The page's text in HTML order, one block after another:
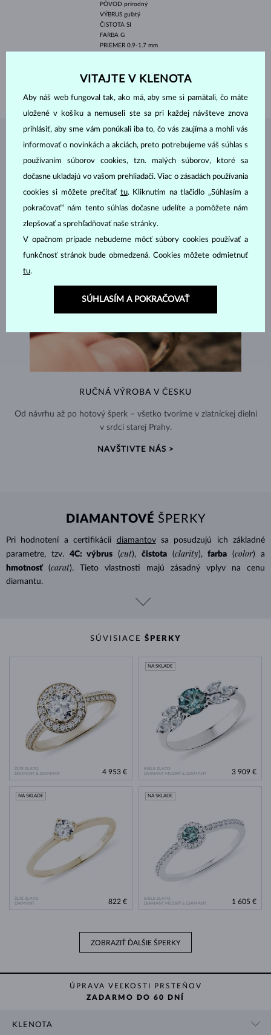
PÔVOD prírodný
VÝBRUS guľatý
ČISTOTA SI
FARBA G
PRIEMER 0.9-1.7 mm
ŠPERKY ZATELIÉRU KLENOTA
RUČNÁ VÝROBA V ČESKU
Od návrhu až po hotový šperk – všetko tvoríme v zlatníckej dielni
v srdci starej Prahy.
NAVŠTIVTE NÁS >
DIAMANTOVÉ ŠPERKY
Pri hodnotení a certifikácii diamantovsa posudzujú ich základné
parametre, tzv.
4C: výbrus (cut), čistota (clarity), farba (color) a
hmotnosť
(carat). Tieto vlastnosti majú zásadný vplyv na cenu
diamantu.
SÚVISIACE ŠPERKY
ŽLTÉ ZLATO
DIAMANT & DIAMANT
4 953 €
BIELE ZLATO
DIAMANT MODRÝ & DIAMANT
NA SKLADE
3 909 €
ŽLTÉ ZLATO
DIAMANT
NA SKLADE
822 €
BIELE ZLATO
DIAMANT MODRÝ & DIAMANT
NA SKLADE
1 605 €
ZOBRAZIŤ ĎALŠIE ŠPERKY
ÚPRAVA VEĽKOSTI PRSTEŇOV
ZADARMO DO 60 DNÍ
KLENOTA
VITAJTE V KLENOTA
Aby náš web fungoval tak, ako má, aby sme si pamätali, čo máte
uložené v košíku a nemuseli ste sa pri každej návšteve znova
prihlásiť, aby sme vám ponúkali iba to, čo vás zaujíma a mohli vás
informovať o novinkách a akciách, preto potrebujeme váš súhlas s
používaním súborov cookies, tzn. malých súborov, ktoré sa
dočasne ukladajú vo vašom prehliadači. Viac o zásadách používania
cookies si môžete prečítať tu. Kliknutím na tlačidlo „Súhlasím a
pokračovať“ nám tento súhlas dočasne udelíte a pomôžete nám
zlepšovať a sprehľadňovať naše stránky.
V opačnom prípade nebudeme môcť súbory cookies používať a
funkčnosť stránok bude obmedzená. Cookies môžete odmietnuť
tu.
SÚHLASÍM A POKRAČOVAŤ